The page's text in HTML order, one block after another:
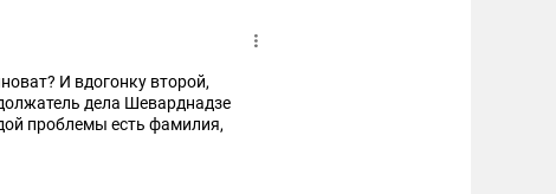
И вдогонку второй,
дела Шеварднадзе